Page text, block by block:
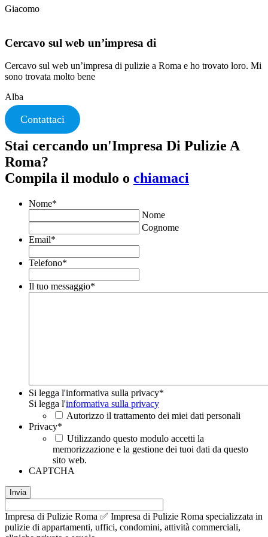
Giacomo
Cercavo sul web un’impresa di
Cercavo sul web un’impresa di pulizie a Roma e ho trovato loro. Mi
sono trovata molto bene
Alba
Contattaci
Stai cercando un'Impresa Di Pulizie A
Roma?
Compila il modulo o chiamaci
Nome*
Nome
Cognome
Email*
Telefono*
Il tuo messaggio*
Si legga l'informativa sulla privacy*
Si legga l'informativa sulla privacy
Autorizzo il trattamento dei miei dati personali
Privacy*
Utilizzando questo modulo accetti la
memorizzazione e la gestione dei tuoi dati da questo
sito web.
CAPTCHA
Impresa di Pulizie Roma ✅ Impresa di Pulizie Roma specializzata in
pulizie di appartamenti, uffici, condomini, attività commerciali,